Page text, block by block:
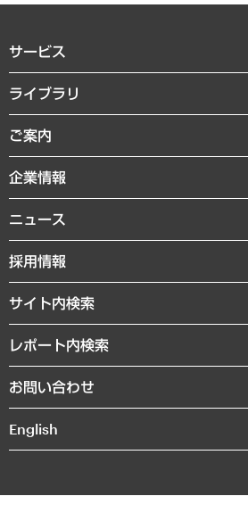
サービス
経営戦略
組織・人事戦略
デジタルイノベーション
共生・ダイバーシティ
GRC（ガバナンス・リスク・コンプライアンス
経済・産業・雇用・労働
まちづくり・観光・交通・スポーツ・スマートシ
自然資源・農林水産業・食料システム
ライブラリ
経済調査
レポート
コラム
経営用語集
受託・受注実績（官公庁関連）
メディア掲載・出演
ご案内
セミナー・イベント情報
MUFGビジネスセミナー
受託案件情報
企業情報
私たちの想い
社長メッセージ
会社概要
沿革
組織図・本部部室紹介
インドネシア現地法人
個人情報保護方針
ニュース
ニュースリリース
お知らせ
採用情報
サイト内検索
レポート内検索
お問い合わせ
English